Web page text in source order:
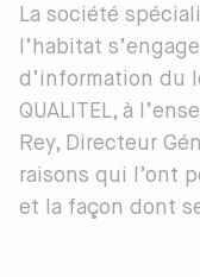
La société
l’habitat
d’information du
QUALITEL, à
Rey, Directeur
raisons qui l’ont
et la façon dont